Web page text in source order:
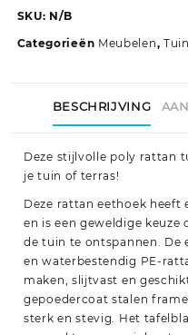
met
poly
aantal
SKU: N/B
Categorieën Meubelen,
BESCHRIJVING
Deze stijlvolle poly rattan
je tuin of terras!
Deze rattan eethoek heeft
en is een geweldige
de tuin te ontspannen. De
en waterbestendig PE-
maken, slijtvast en
gepoedercoat stalen
sterk en stevig. Het